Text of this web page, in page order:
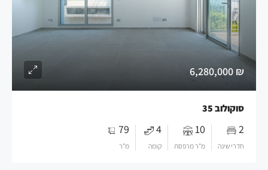
₪ 6,280,000
סוקולוב 35
2
חדרי שינה
10
מ"ר מרפסת
4
קומה
79
מ"ר